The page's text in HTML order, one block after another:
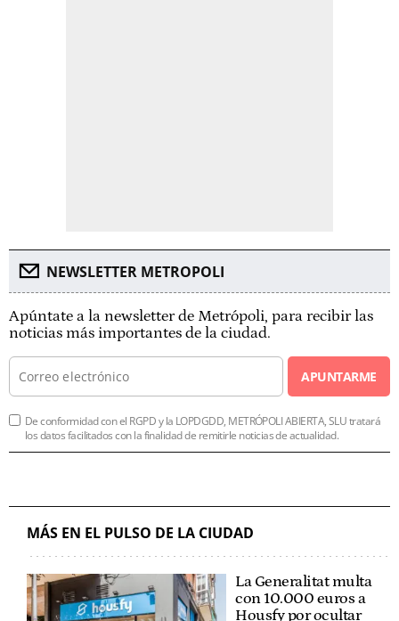
NEWSLETTER METROPOLI
Apúntate a la newsletter de Metrópoli, para recibir las
noticias más importantes de la ciudad.
APUNTARME
De conformidad con el RGPD y la LOPDGDD, METRÓPOLI ABIERTA, SLU tratará
los datos facilitados con la finalidad de remitirle noticias de actualidad.
MÁS EN EL PULSO DE LA CIUDAD
La Generalitat multa
con 10.000 euros a
Housfy por ocultar